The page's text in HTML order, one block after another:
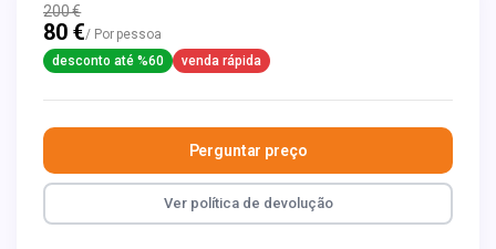
200 €
80 €/ Por pessoa
desconto até %60
venda rápida
Perguntar preço
Ver política de devolução